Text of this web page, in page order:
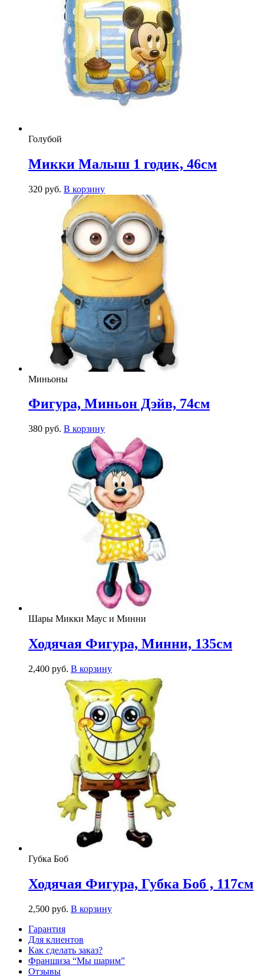
Голубой
Микки Малыш 1 годик, 46см
320 руб. В корзину
Миньоны
Фигура, Миньон Дэйв, 74см
380 руб. В корзину
Шары Микки Маус и Минни
Ходячая Фигура, Минни, 135см
2,400 руб. В корзину
Губка Боб
Ходячая Фигура, Губка Боб , 117см
2,500 руб. В корзину
Гарантия
Для клиентов
Как сделать заказ?
Франшиза “Мы шарим”
Отзывы